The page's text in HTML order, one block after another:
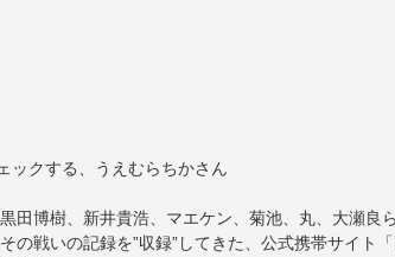
ックする、うえむらちかさん
田博樹、新井貴浩、マエケン、菊池、丸、大瀬良
の戦いの記録を”収録”してきた、公式携帯サイト「